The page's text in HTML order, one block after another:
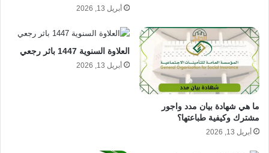
أبريل 13, 2026
ما هي شهادة بيان مدد واجور
مشترك وكيفية طباعتها؟
أبريل 13, 2026
العلاوة السنوية 1447 باثر رجعي
أبريل 13, 2026